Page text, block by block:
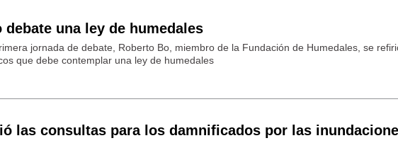
debate una ley de humedales
jornada de debate, Roberto Bo, miembro de la Fundación de Humedales, se
que debe contemplar una ley de humedales
las consultas para los damnificados por las